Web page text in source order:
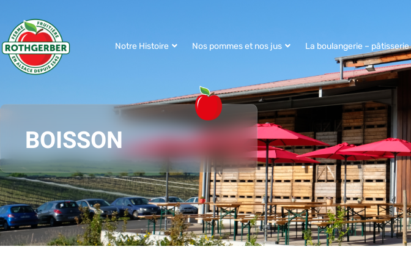
Notre Histoire Nos pommes et nos jus La boulangerie – pâtisserie
BOISSON